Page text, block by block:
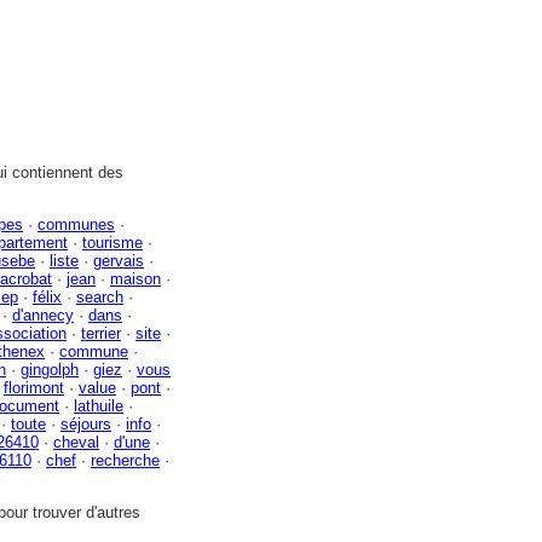
contiennent des
· communes ·
· tourisme ·
· liste · gervais ·
acrobat · jean · maison ·
· félix · search ·
d'annecy · dans ·
· terrier· site ·
· commune ·
· gingolph · giez · vous
florimont · value · pont ·
· lathuile ·
toute · séjours · info ·
· cheval · d'une ·
· chef · recherche ·
trouver d'autres